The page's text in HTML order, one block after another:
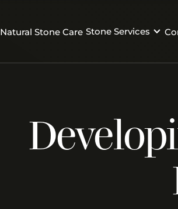
Natural Stone Care Stone Services